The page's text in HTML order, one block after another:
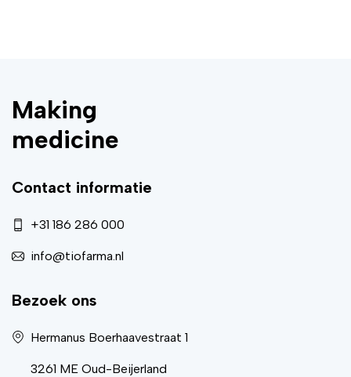
Making
medicine
Contact informatie
+31 186 286 000
info@tiofarma.nl
Bezoek ons
Hermanus Boerhaavestraat 1
3261 ME Oud-Beijerland